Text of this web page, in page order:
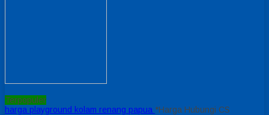
Terpopuler
harga playground kolam renang papua *Harga Hubungi CS